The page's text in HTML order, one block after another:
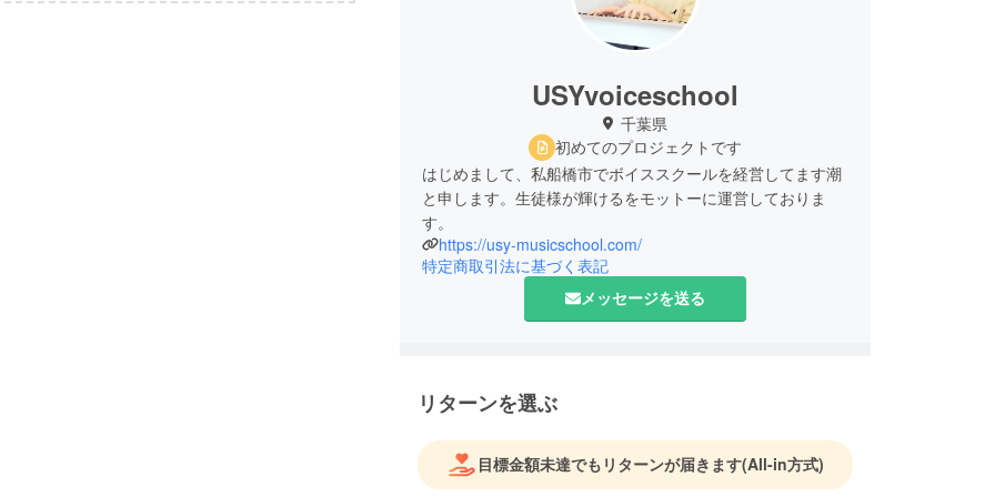
USYvoiceschool
千葉県
初めてのプロジェクトです
はじめまして、私船橋市でボイススクールを経営してます潮
と申します。生徒様が輝けるをモットーに運営しておりま
す。
https://usy-musicschool.com/
特定商取引法に基づく表記
メッセージを送る
リターンを選ぶ
目標金額未達でもリターンが届きます(All-in方式)